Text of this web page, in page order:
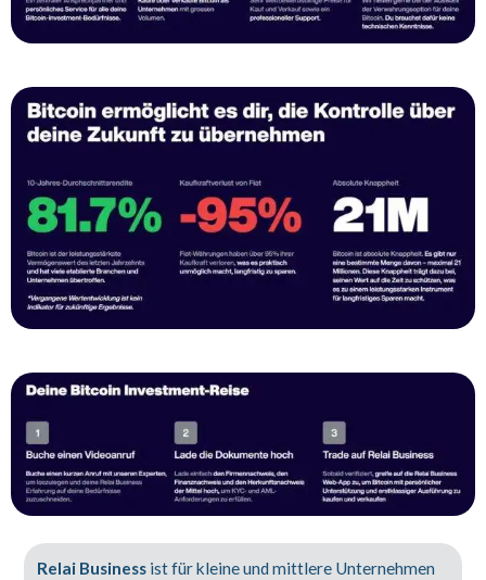
Relai Business ist für kleine und mittlere Unternehmen